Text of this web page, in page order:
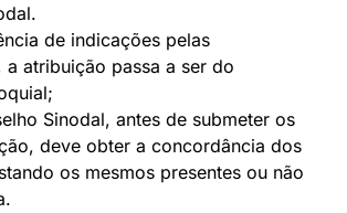
de indicações pelas
a atribuição passa a ser do
Sinodal, antes de submeter os
deve obter a concordância dos
os mesmos presentes ou não